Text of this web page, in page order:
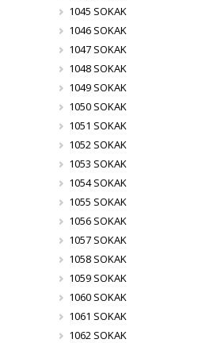
1045 SOKAK
1046 SOKAK
1047 SOKAK
1048 SOKAK
1049 SOKAK
1050 SOKAK
1051 SOKAK
1052 SOKAK
1053 SOKAK
1054 SOKAK
1055 SOKAK
1056 SOKAK
1057 SOKAK
1058 SOKAK
1059 SOKAK
1060 SOKAK
1061 SOKAK
1062 SOKAK